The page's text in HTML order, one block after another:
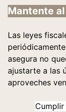
Mantente
Las leyes
asegura no
ajustarte a las
aproveches